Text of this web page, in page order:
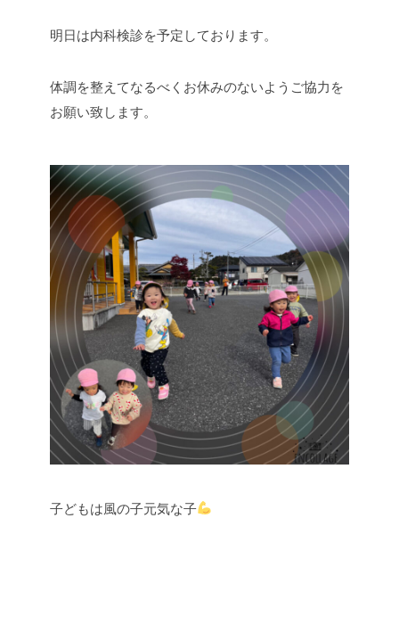
明日は内科検診を予定しております。
体調を整えてなるべくお休みのないようご協力を
お願い致します。
子どもは風の子元気な子